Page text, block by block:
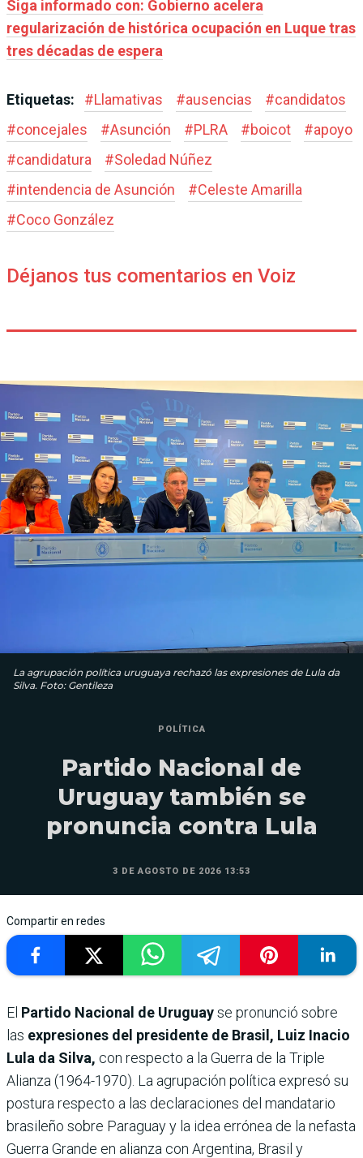
Siga informado con: Gobierno acelera
regularización de histórica ocupación en Luque tras
tres décadas de espera
Etiquetas: #Llamativas #ausencias #candidatos
#concejales #Asunción #PLRA #boicot #apoyo
#candidatura #Soledad Núñez
#intendencia de Asunción #Celeste Amarilla
#Coco González
Déjanos tus comentarios en Voiz
La agrupación política uruguaya rechazó las expresiones de Lula da
Silva. Foto: Gentileza
POLÍTICA
Partido Nacional de
Uruguay también se
pronuncia contra Lula
3 DE AGOSTO DE 2026 13:53
Compartir en redes
El Partido Nacional de Uruguayse pronunció sobre
las expresiones del presidente de Brasil, Luiz Inacio
Lula da Silva, con respecto a la Guerra de la Triple
Alianza (1964-1970). La agrupación política expresó su
postura respecto a las declaraciones del mandatario
brasileño sobre Paraguay y la idea errónea de la nefasta
Guerra Grande en alianza con Argentina, Brasil y